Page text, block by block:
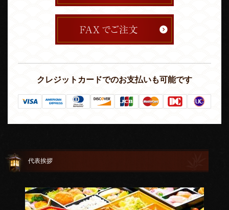
クレジットカードでのお支払いも可能です
代表挨拶